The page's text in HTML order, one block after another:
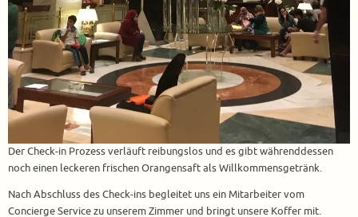
Der Check-in Prozess verläuft reibungslos und es gibt währenddessen
noch einen leckeren frischen Orangensaft als Willkommensgetränk.
Nach Abschluss des Check-ins begleitet uns ein Mitarbeiter vom
Concierge Service zu unserem Zimmer und bringt unsere Koffer mit.